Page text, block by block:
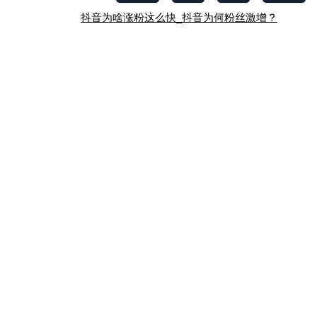
文
抖音为啥涨粉这么快_抖音为何粉丝激增？